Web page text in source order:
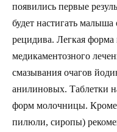
появились первые
будет настигать малыша
рецидива. Легкая
медикаментозного
смазывания очагов
анилиновых. Таблетки
форм молочницы. Кроме
пилюли, сиропы)